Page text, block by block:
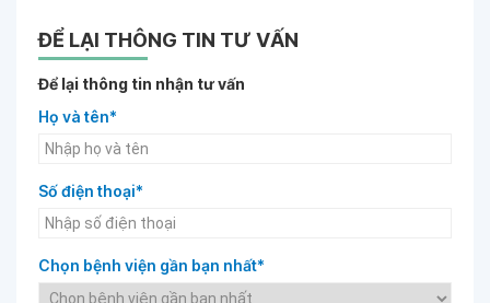
ĐỂ LẠI THÔNG TIN TƯ VẤN
Để lại thông tin nhận tư vấn
Họ và tên*
Số điện thoại*
Chọn bệnh viện gần bạn nhất*